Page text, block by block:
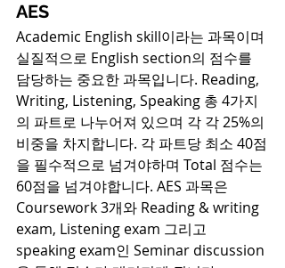
AES
Academic English skill이라는 과목이며
실질적으로 English section의 점수를
담당하는 중요한 과목입니다. Reading,
Writing, Listening, Speaking 총 4가지
의 파트로 나누어져 있으며 각 각 25%의
비중을 차지합니다. 각 파트당 최소 40점
을 필수적으로 넘겨야하며 Total 점수는
60점을 넘겨야합니다. AES 과목은
Coursework 3개와 Reading & writing
exam, Listening exam 그리고
speaking exam인 Seminar discussion